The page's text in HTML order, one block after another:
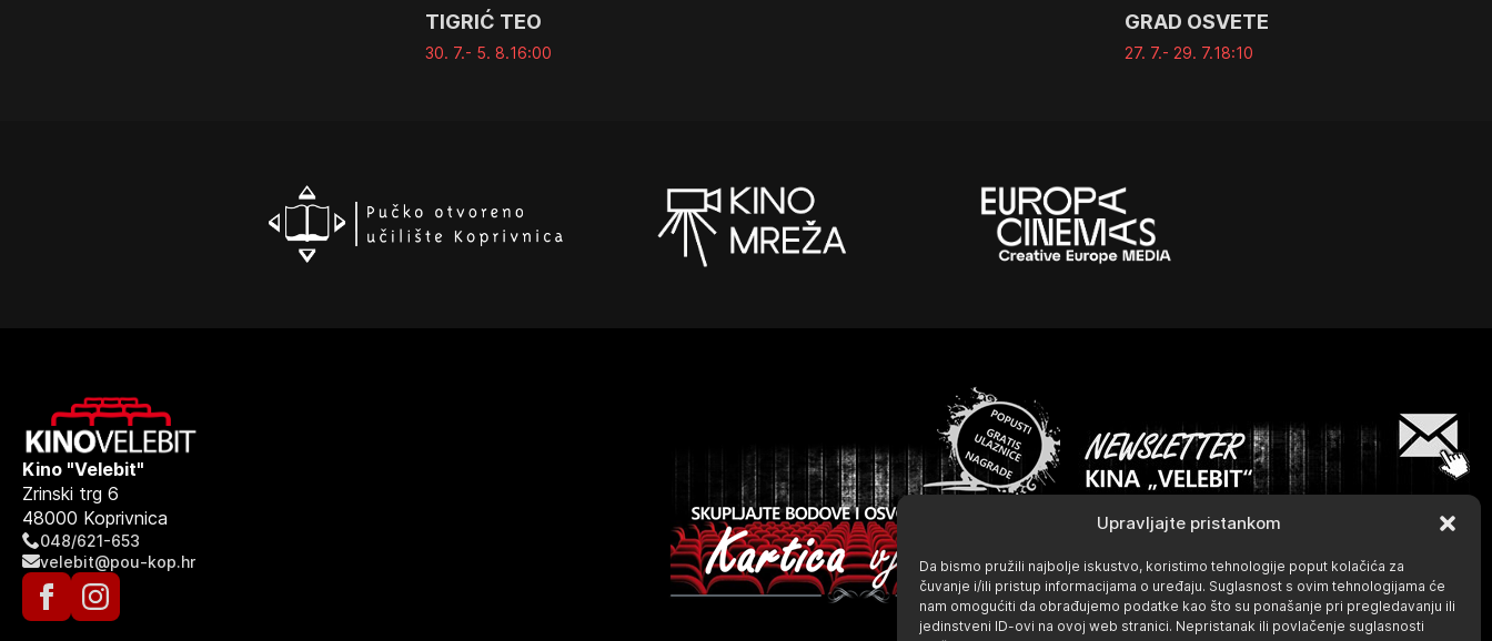
Upravljajte pristankom
Da bismo pružili najbolje iskustvo, koristimo tehnologije poput kolačića za
čuvanje i/ili pristup informacijama o uređaju. Suglasnost s ovim tehnologijama će
nam omogućiti da obrađujemo podatke kao što su ponašanje pri pregledavanju ili
jedinstveni ID-ovi na ovoj web stranici. Nepristanak ili povlačenje suglasnosti
TIGRIĆ TEO
30. 7.- 5. 8.16:00
GRAD OSVETE
27. 7.- 29. 7.18:10
Kino "Velebit"
Zrinski trg 6
48000 Koprivnica
048/621-653
velebit@pou-kop.hr